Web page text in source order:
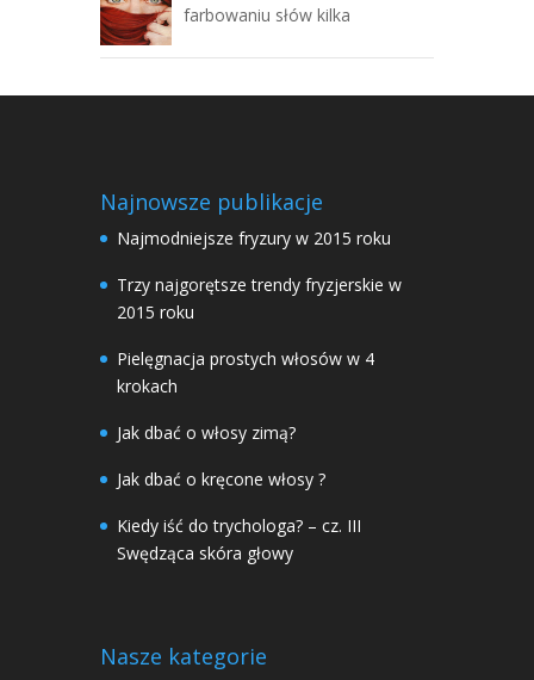
farbowaniu słów kilka
Najnowsze publikacje
Najmodniejsze fryzury w 2015 roku
Trzy najgorętsze trendy fryzjerskie w
2015 roku
Pielęgnacja prostych włosów w 4
krokach
Jak dbać o włosy zimą?
Jak dbać o kręcone włosy ?
Kiedy iść do trychologa? – cz. III
Swędząca skóra głowy
Nasze kategorie